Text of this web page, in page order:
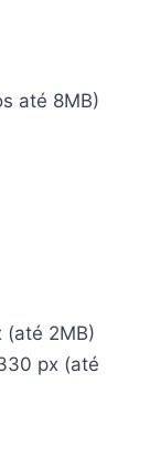
até 8MB)
2MB)
px (até